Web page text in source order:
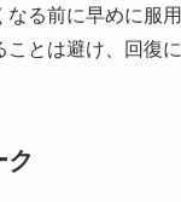
る前に早めに服
とは避け、回復
ク